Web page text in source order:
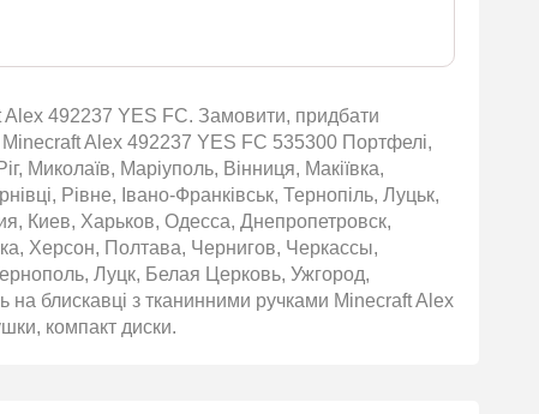
Alex 492237 YES FC. Замовити, придбати
Minecraft Alex 492237 YES FC 535300 Портфелі,
Миколаїв, Маріуполь, Вінниця, Макіївка,
Рівне, Івано-Франківськ, Тернопіль, Луцьк,
Киев, Харьков, Одесса, Днепропетровск,
Херсон, Полтава, Чернигов, Черкассы,
Луцк, Белая Церковь, Ужгород,
блискавці з тканинними ручками Minecraft Alex
компакт диски.